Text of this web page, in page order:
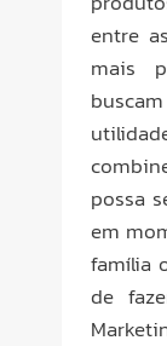
entre
mais
possa
em
família
de